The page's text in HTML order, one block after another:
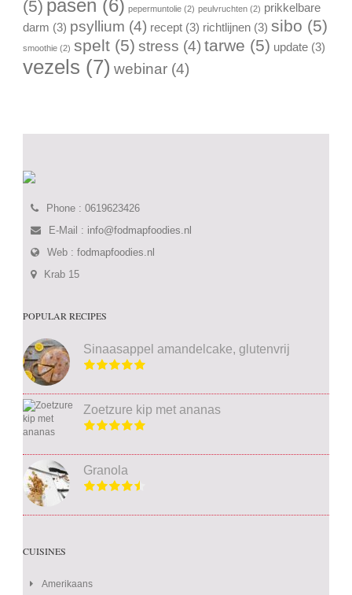
(5) pasen (6) pepermuntolie (2) peulvruchten (2) prikkelbare
darm (3) psyllium (4) recept (3) richtlijnen (3) sibo (5)
smoothie (2) spelt (5) stress (4) tarwe (5) update (3)
vezels (7) webinar (4)
Phone : 0619623426
E-Mail : info@fodmapfoodies.nl
Web :fodmapfoodies.nl
Krab 15
POPULAR RECIPES
Sinaasappel amandelcake, glutenvrij
Zoetzure kip met ananas
Granola
CUISINES
Amerikaans